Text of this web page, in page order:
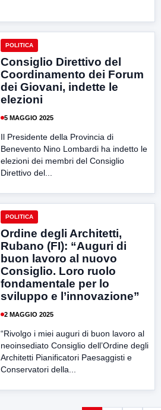
POLITICA
Consiglio Direttivo del
Coordinamento dei Forum
dei Giovani, indette le
elezioni
5 MAGGIO 2025
Il Presidente della Provincia di
Benevento Nino Lombardi ha indetto le
elezioni dei membri del Consiglio
Direttivo del...
POLITICA
Ordine degli Architetti,
Rubano (FI): “Auguri di
buon lavoro al nuovo
Consiglio. Loro ruolo
fondamentale per lo
sviluppo e l’innovazione”
2 MAGGIO 2025
“Rivolgo i miei auguri di buon lavoro al
neoinsediato Consiglio dell’Ordine degli
Architetti Pianificatori Paesaggisti e
Conservatori della...